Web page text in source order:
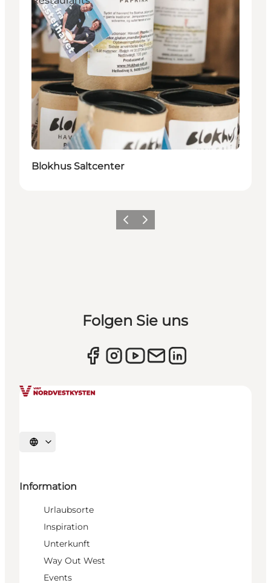
Blokhus Saltcenter
ZurückWeiter
Folgen Sie uns
Sprache auswählen
Information
Urlaubsorte
Inspiration
Unterkunft
Way Out West
Events